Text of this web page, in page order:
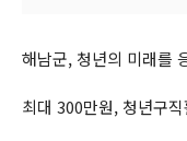
본문
해남군, 청년의 미래를
최대 300만원, 청년구